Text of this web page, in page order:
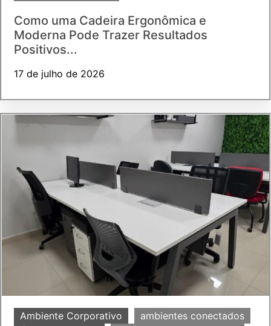
Como uma Cadeira Ergonômica e
Moderna Pode Trazer Resultados
Positivos...
17 de julho de 2026
Ambiente Corporativo
ambientes conectados